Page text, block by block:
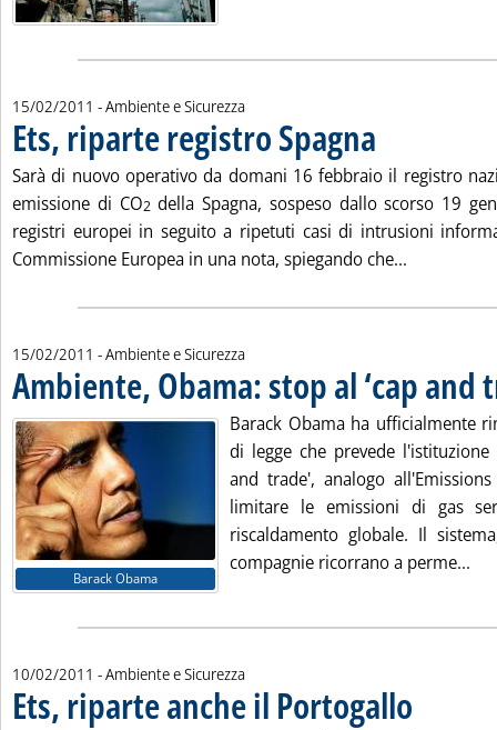
15/02/2011 - Ambiente e Sicurezza
Ets, riparte registro Spagna
Sarà di nuovo operativo da domani 16 febbraio il registro
emissione di CO2 della Spagna, sospeso dallo scorso 19
registri europei in seguito a ripetuti casi di intrusioni
Commissione Europea in una nota, spiegando che...
15/02/2011 - Ambiente e Sicurezza
Ambiente, Obama: stop al ‘cap and
Barack Obama
Barack Obama ha ufficialmente
di legge che prevede
and trade', analogo
limitare le emissioni di gas
riscaldamento globale. Il
compagnie ricorrano a perme...
10/02/2011 - Ambiente e Sicurezza
Ets, riparte anche il Portogallo